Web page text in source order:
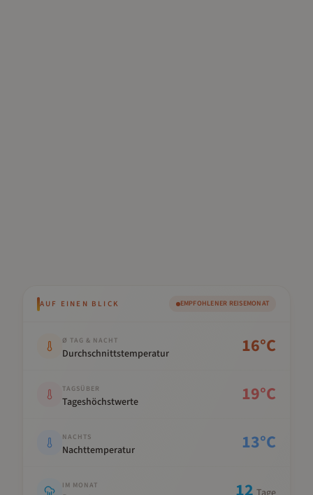
AUF EINEN BLICK EMPFOHLENER REISEMONAT
Ø TAG & NACHT
Durchschnittstemperatur 16°C
TAGSÜBER
Tageshöchstwerte 19°C
NACHTS
Nachttemperatur 13°C
IM MONAT